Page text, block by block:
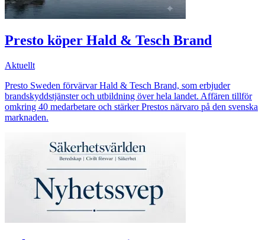
Presto köper Hald & Tesch Brand
Aktuellt
Presto Sweden förvärvar Hald & Tesch Brand, som erbjuder
brandskyddstjänster och utbildning över hela landet. Affären tillför
omkring 40 medarbetare och stärker Prestos närvaro på den svenska
marknaden.